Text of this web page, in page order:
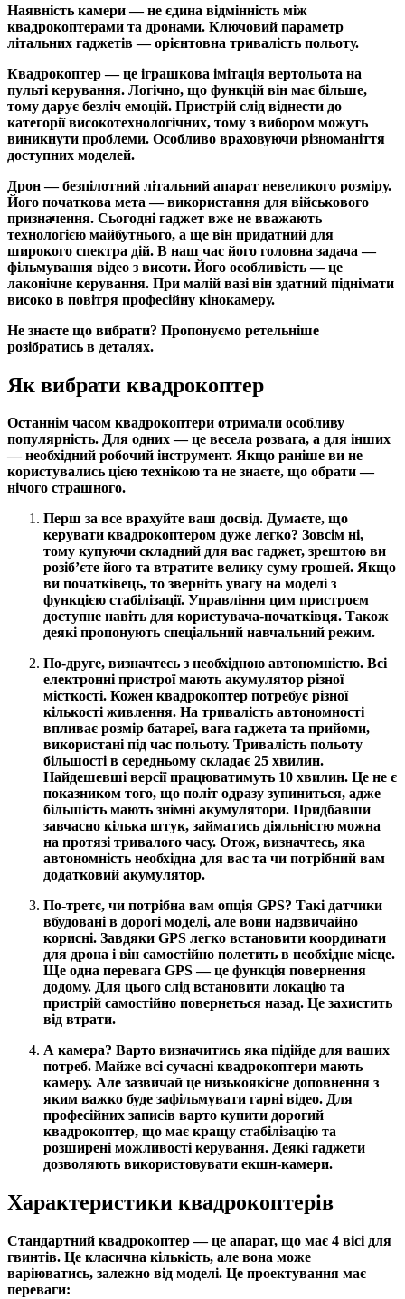
Наявність камери — не єдина відмінність між
квадрокоптерами та дронами. Ключовий параметр
літальних гаджетів — орієнтовна тривалість польоту.
Квадрокоптер — це іграшкова імітація вертольота на
пульті керування. Логічно, що функцій він має більше,
тому дарує безліч емоцій. Пристрій слід віднести до
категорії високотехнологічних, тому з вибором можуть
виникнути проблеми. Особливо враховуючи різноманіття
доступних моделей.
Дрон — безпілотний літальний апарат невеликого розміру.
Його початкова мета — використання для військового
призначення. Сьогодні гаджет вже не вважають
технологією майбутнього, а ще він придатний для
широкого спектра дій. В наш час його головна задача —
фільмування відео з висоти. Його особливість — це
лаконічне керування. При малій вазі він здатний піднімати
високо в повітря професійну кінокамеру.
Не знаєте що вибрати? Пропонуємо ретельніше
розібратись в деталях.
Як вибрати квадрокоптер
Останнім часом квадрокоптери отримали особливу
популярність. Для одних — це весела розвага, а для інших
— необхідний робочий інструмент. Якщо раніше ви не
користувались цією технікою та не знаєте, що обрати —
нічого страшного.
Перш за все врахуйте ваш досвід. Думаєте, що
керувати квадрокоптером дуже легко? Зовсім ні,
тому купуючи складний для вас гаджет, зрештою ви
розіб’єте його та втратите велику суму грошей. Якщо
ви початківець, то зверніть увагу на моделі з
функцією стабілізації. Управління цим пристроєм
доступне навіть для користувача-початківця. Також
деякі пропонують спеціальний навчальний режим.
По-друге, визначтесь з необхідною автономністю. Всі
електронні пристрої мають акумулятор різної
місткості. Кожен квадрокоптер потребує різної
кількості живлення. На тривалість автономності
впливає розмір батареї, вага гаджета та прийоми,
використані під час польоту. Тривалість польоту
більшості в середньому складає 25 хвилин.
Найдешевші версії працюватимуть 10 хвилин. Це не є
показником того, що політ одразу зупиниться, адже
більшість мають знімні акумулятори. Придбавши
завчасно кілька штук, займатись діяльністю можна
на протязі тривалого часу. Отож, визначтесь, яка
автономність необхідна для вас та чи потрібний вам
додатковий акумулятор.
По-третє, чи потрібна вам опція GPS? Такі датчики
вбудовані в дорогі моделі, але вони надзвичайно
корисні. Завдяки GPS легко встановити координати
для дрона і він самостійно полетить в необхідне місце.
Ще одна перевага GPS — це функція повернення
додому. Для цього слід встановити локацію та
пристрій самостійно повернеться назад. Це захистить
від втрати.
А камера? Варто визначитись яка підійде для ваших
потреб. Майже всі сучасні квадрокоптери мають
камеру. Але зазвичай це низькоякісне доповнення з
яким важко буде зафільмувати гарні відео. Для
професійних записів варто купити дорогий
квадрокоптер, що має кращу стабілізацію та
розширені можливості керування. Деякі гаджети
дозволяють використовувати екшн-камери.
Характеристики квадрокоптерів
Стандартний квадрокоптер — це апарат, що має 4 вісі для
гвинтів. Це класична кількість, але вона може
варіюватись, залежно від моделі. Це проектування має
переваги: